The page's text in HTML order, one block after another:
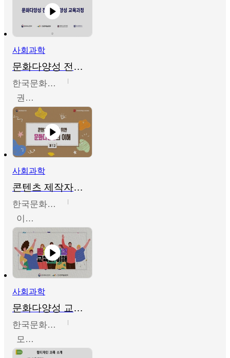
사회과학
문화다양성 전문인력 양성 기본과정 - 문화다양성의 이해
한국문화예술교육진흥원
권숙인 외 8명
사회과학
콘텐츠 제작자를 위한 문화다양성의 이해
한국문화예술교육진흥원
이성민
사회과학
문화다양성 교육의 이해
한국문화예술교육진흥원
모경환,성상환,정문성